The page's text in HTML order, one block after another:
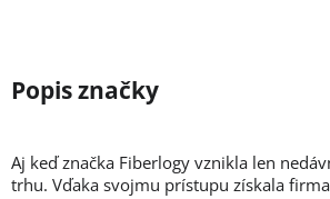
Aj keď značka Fiberlogy vznikla len
trhu. Vďaka svojmu prístupu získala